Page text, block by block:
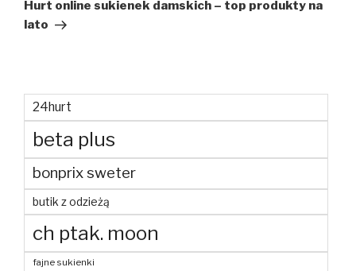
Hurt online sukienek damskich – top produkty na
lato
24hurt
beta plus
bonprix sweter
butik z odzieżą
ch ptak. moon
fajne sukienki